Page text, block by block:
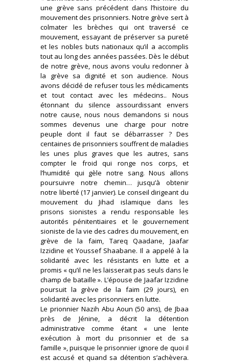
une grève sans précédent dans l’histoire du
mouvement des prisonniers. Notre grève sert à
colmater les brèches qui ont traversé ce
mouvement, essayant de préserver sa pureté
et les nobles buts nationaux qu’il a accomplis
tout au long des années passées. Dès le début
de notre grève, nous avons voulu redonner à
la grève sa dignité et son audience. Nous
avons décidé de refuser tous les médicaments
et tout contact avec les médecins.. Nous
étonnant du silence assourdissant envers
notre cause, nous nous demandons si nous
sommes devenus une charge pour notre
peuple dont il faut se débarrasser ? Des
centaines de prisonniers souffrent de maladies
les unes plus graves que les autres, sans
compter le froid qui ronge nos corps, et
l’humidité qui gèle notre sang. Nous allons
poursuivre notre chemin… jusqu’à obtenir
notre liberté (17 janvier). Le conseil dirigeant du
mouvement du Jihad islamique dans les
prisons sionistes a rendu responsable les
autorités pénitentiaires et le gouvernement
sioniste de la vie des cadres du mouvement, en
grève de la faim, Tareq Qaadane, Jaafar
Izzidine et Youssef Shaabane. Il a appelé à la
solidarité avec les résistants en lutte et a
promis « qu’il ne les laisserait pas seuls dans le
champ de bataille ». L’épouse de Jaafar Izzidine
poursuit la grève de la faim (29 jours), en
solidarité avec les prisonniers en lutte.
Le prionnier Nazih Abu Aoun (50 ans), de Jbaa
près de Jénine, a décrit la détention
administrative comme étant « une lente
exécution à mort du prisonnier et de sa
famille », puisque le prisonnier ignore de quoi il
est accusé et quand sa détention s’achèvera.